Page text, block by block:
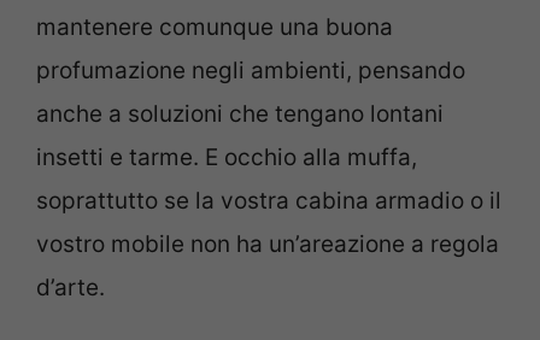
mantenere comunque una buona
profumazione negli ambienti, pensando
anche a soluzioni che tengano lontani
insetti e tarme. E occhio alla muffa,
soprattutto se la vostra cabina armadio o il
vostro mobile non ha un’areazione a regola
d’arte.